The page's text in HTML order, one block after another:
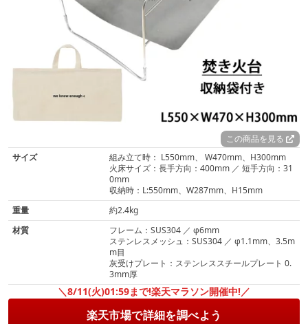
この商品を見る
サイズ
組み立て時： L550mm、 W470mm、H300mm
火床サイズ：長手方向：400mm ／ 短手方向：31
0mm
収納時：L:550mm、W287mm、H15mm
重量
約2.4kg
材質
フレーム：SUS304 ／ φ6mm
ステンレスメッシュ：SUS304 ／ φ1.1mm、3.5m
m目
灰受けプレート：ステンレススチールプレート 0.
3mm厚
＼8/11(火)01:59まで!楽天マラソン開催中!／
楽天市場で詳細を調べよう